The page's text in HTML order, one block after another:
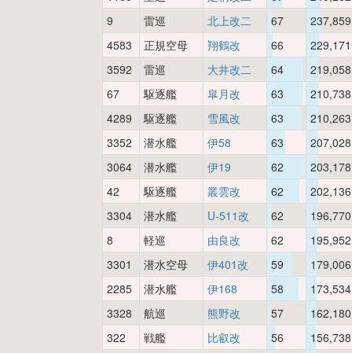
9
雷巡 北上改二 67
237,859
4583
正規空母 翔鶴改 66
229,171
3592
雷巡 大井改二 64
219,058
67
駆逐艦 皐月改 63
210,738
4289
駆逐艦 雪風改 63
210,263
3352
潜水艦 伊58 63
207,028
3064
潜水艦 伊19 62
203,178
42
駆逐艦 叢雲改 62
202,136
3304
潜水艦 U-511改 62
196,770
8
軽巡 由良改 62
195,952
3301
潜水空母 伊401改 59
179,006
2285
潜水艦 伊168 58
173,534
3328
航巡 熊野改 57
162,180
322
戦艦 比叡改 56
156,738